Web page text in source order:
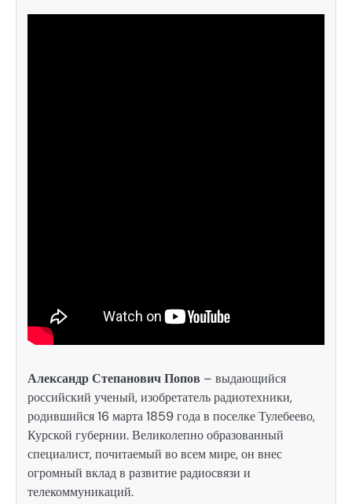
Александр Степанович Попов – выдающийся
российский ученый, изобретатель радиотехники,
родившийся 16 марта 1859 года в поселке Тулебеево,
Курской губернии. Великолепно образованный
специалист, почитаемый во всем мире, он внес
огромный вклад в развитие радиосвязи и
телекоммуникаций.